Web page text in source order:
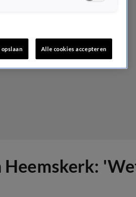
Alle cookies accepteren